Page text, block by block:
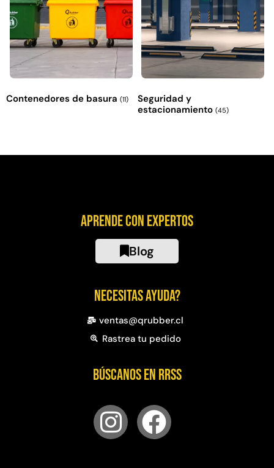
Contenedores de basura (11)
Seguridad y
estacionamiento (45)
Aprende con expertos
Blog
Necesitas ayuda?
ventas@qrubber.cl
Rastrea tu pedido
Búscanos en RRSS